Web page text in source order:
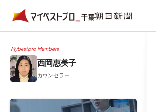
Mybestpro Members
西岡惠美子
カウンセラー